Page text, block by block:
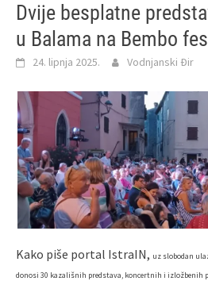
Dvije besplatne
u Balama na Bembo
24. lipnja 2025. Vodnjanski Đir
Kako piše portal IstraIN, uz slobodan
donosi 30 kazališnih predstava, koncertnih i izložbenih